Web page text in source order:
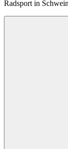
Radsport in